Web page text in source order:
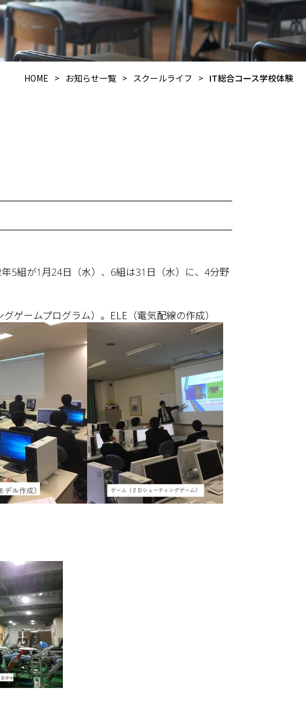
HOME > お知らせ一覧 > スクールライフ > IT総合コース学校体験
5組が1月24日（水）、6組は31日（水）に、4分野
ゲームプログラム）。ELE（電気配線の作成）